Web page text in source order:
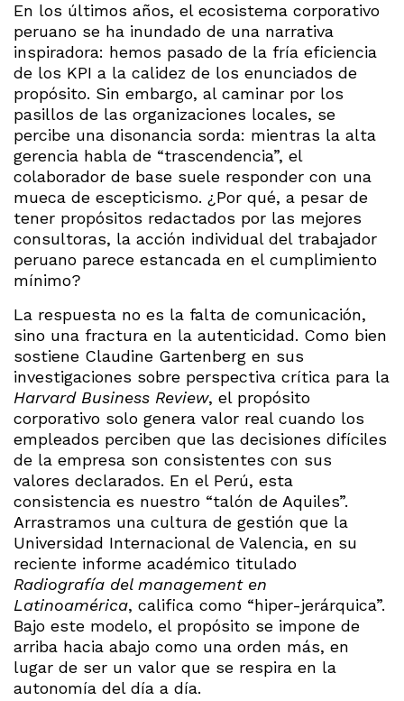
En los últimos años, el ecosistema corporativo
peruano se ha inundado de una narrativa
inspiradora: hemos pasado de la fría eficiencia
de los KPI a la calidez de los enunciados de
propósito. Sin embargo, al caminar por los
pasillos de las organizaciones locales, se
percibe una disonancia sorda: mientras la alta
gerencia habla de “trascendencia”, el
colaborador de base suele responder con una
mueca de escepticismo. ¿Por qué, a pesar de
tener propósitos redactados por las mejores
consultoras, la acción individual del trabajador
peruano parece estancada en el cumplimiento
mínimo?
La respuesta no es la falta de comunicación,
sino una fractura en la autenticidad. Como bien
sostiene Claudine Gartenberg en sus
investigaciones sobre perspectiva crítica para la
Harvard Business Review, el propósito
corporativo solo genera valor real cuando los
empleados perciben que las decisiones difíciles
de la empresa son consistentes con sus
valores declarados. En el Perú, esta
consistencia es nuestro “talón de Aquiles”.
Arrastramos una cultura de gestión que la
Universidad Internacional de Valencia, en su
reciente informe académico titulado
Radiografía del management en
Latinoamérica, califica como “hiper-jerárquica”.
Bajo este modelo, el propósito se impone de
arriba hacia abajo como una orden más, en
lugar de ser un valor que se respira en la
autonomía del día a día.